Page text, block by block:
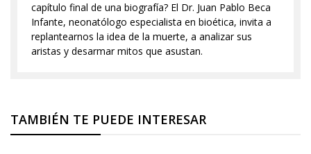
capítulo final de una biografía? El Dr. Juan Pablo Beca
Infante, neonatólogo especialista en bioética, invita a
replantearnos la idea de la muerte, a analizar sus
aristas y desarmar mitos que asustan.
TAMBIÉN TE PUEDE INTERESAR